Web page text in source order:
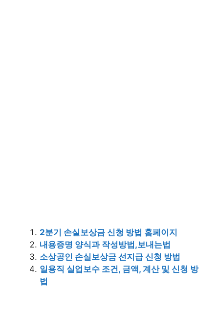
2분기 손실보상금 신청 방법 홈페이지
내용증명 양식과 작성방법,보내는법
소상공인 손실보상금 선지급 신청 방법
일용직 실업보수 조건, 금액, 계산 및 신청 방
법